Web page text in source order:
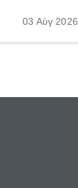
μέρες
03 Αύγ 2026